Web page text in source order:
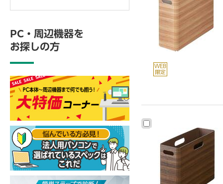
PC・周辺機器を
お探しの方